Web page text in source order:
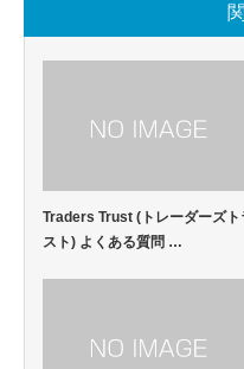
Traders Trust (トレーダーズト
スト) よくある質問 …